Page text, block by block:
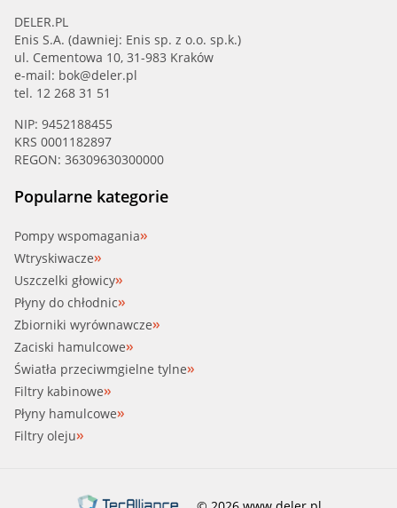
DELER.PL
Enis S.A. (dawniej: Enis sp. z o.o. sp.k.)
ul. Cementowa 10, 31-983 Kraków
e-mail: bok@deler.pl
tel. 12 268 31 51
NIP: 9452188455
KRS 0001182897
REGON: 36309630300000
Popularne kategorie
Pompy wspomagania
Wtryskiwacze
Uszczelki głowicy
Płyny do chłodnic
Zbiorniki wyrównawcze
Zaciski hamulcowe
Światła przeciwmgielne tylne
Filtry kabinowe
Płyny hamulcowe
Filtry oleju